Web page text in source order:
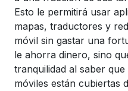
Esto le permitirá usar
mapas, traductores y
móvil sin gastar una
le ahorra dinero, sino
tranquilidad al saber
móviles están cubiertas